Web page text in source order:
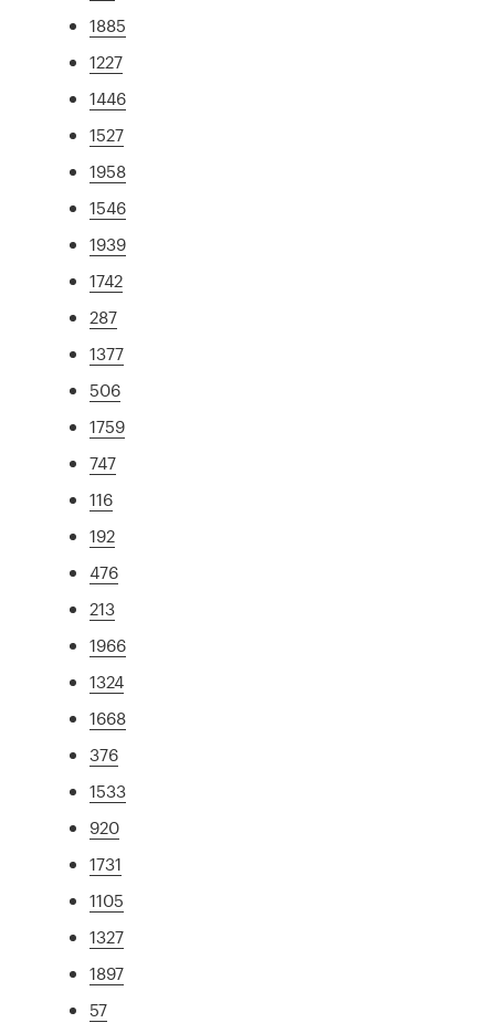
1885
1227
1446
1527
1958
1546
1939
1742
287
1377
506
1759
747
116
192
476
213
1966
1324
1668
376
1533
920
1731
1105
1327
1897
57